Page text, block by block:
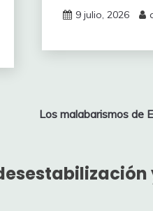
9 julio, 2026
Los malabarismos de